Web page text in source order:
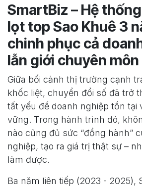
SmartBiz – Hệ
lọt top Sao Khuê 3
chinh phục cả
lẫn giới chuyên môn
Giữa bối cảnh thị trường cạnh
khốc liệt, chuyển đổi số đã trở
tất yếu để doanh nghiệp tồn tại
vững. Trong hành trình đó,
nào cũng đủ sức “đồng hành”
nghiệp, tạo ra giá trị thật sự –
làm được.
Ba năm liên tiếp (2023 - 2025),